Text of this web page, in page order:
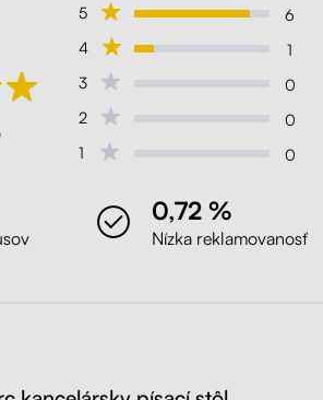
5
6
4
1
3
0
2
0
1
0
0,72 %
Nízka reklamovanosť